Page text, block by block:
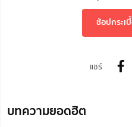
ช้อปกระเ
แชร์
บทความยอดฮิต